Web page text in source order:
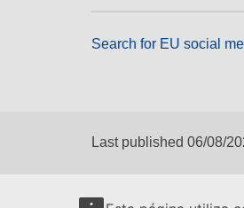
Search for EU social
Last published 06/08/